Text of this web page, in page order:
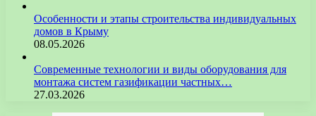
Особенности и этапы строительства индивидуальных
домов в Крыму
08.05.2026
Современные технологии и виды оборудования для
монтажа систем газификации частных…
27.03.2026